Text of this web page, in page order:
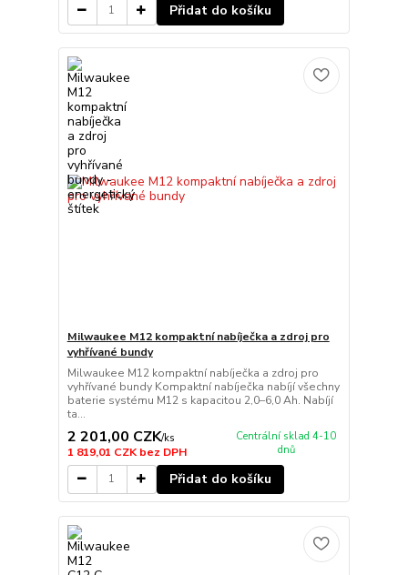
Přidat do košíku
Milwaukee M12 kompaktní nabíječka a zdroj pro
vyhřívané bundy
Milwaukee M12 kompaktní nabíječka a zdroj pro
vyhřívané bundy Kompaktní nabíječka nabíjí všechny
baterie systému M12 s kapacitou 2,0–6,0 Ah. Nabíjí
ta...
2 201,00 CZK/ks
1 819,01 CZKbez DPH
Centrální sklad 4-10
dnů
Přidat do košíku